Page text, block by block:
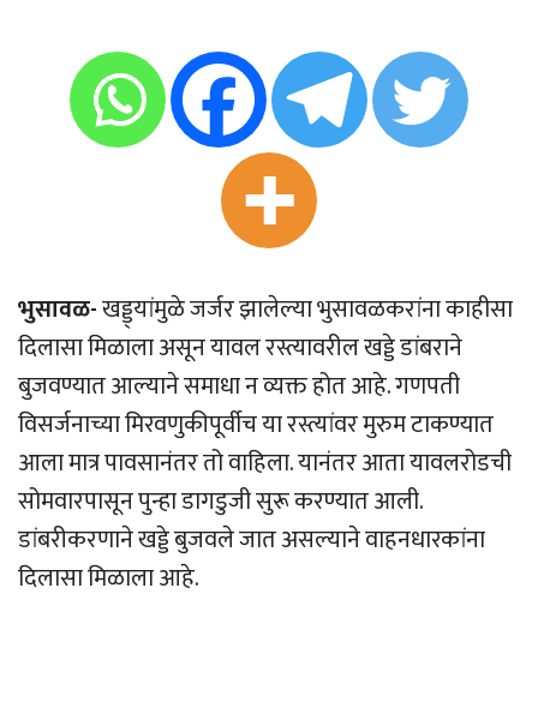
भुसावळ-खड्ड्यांमुळे जर्जर झालेल्या भुसावळकरांना काहीसा
दिलासा मिळाला असून यावल रस्त्यावरील खड्डे डांबराने
बुजवण्यात आल्याने समाधा न व्यक्त होत आहे. गणपती
विसर्जनाच्या मिरवणुकीपूर्वीच या रस्त्यांवर मुरुम टाकण्यात
आला मात्र पावसानंतर तो वाहिला. यानंतर आता यावलरोडची
सोमवारपासून पुन्हा डागडुजी सुरू करण्यात आली.
डांबरीकरणाने खड्डे बुजवले जात असल्याने वाहनधारकांना
दिलासा मिळाला आहे.